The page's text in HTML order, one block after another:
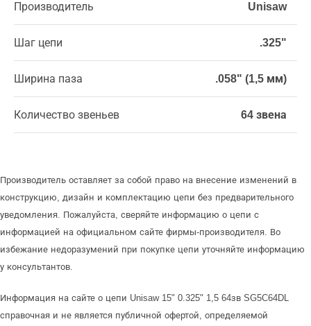
Производитель Unisaw
Шаг цепи .325"
Ширина паза .058" (1,5 мм)
Количество звеньев 64 звена
Производитель оставляет за собой право на внесение изменений в
конструкцию, дизайн и комплектацию цепи без предварительного
уведомления. Пожалуйста, сверяйте информацию о цепи с
информацией на официальном сайте фирмы-производителя. Во
избежание недоразумений при покупке цепи уточняйте информацию
у консультантов.
Информация на сайте о цепи Unisaw 15" 0.325" 1,5 64зв SG5C64DL
справочная и не является публичной офертой, определяемой